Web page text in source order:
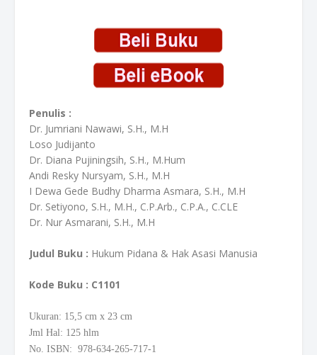
Penulis :
Dr. Jumriani Nawawi, S.H., M.H
Loso Judijanto
Dr. Diana Pujiningsih, S.H., M.Hum
Andi Resky Nursyam, S.H., M.H
I Dewa Gede Budhy Dharma Asmara, S.H., M.H
Dr. Setiyono, S.H., M.H., C.P.Arb., C.P.A., C.CLE
Dr. Nur Asmarani, S.H., M.H
Judul Buku : Hukum Pidana & Hak Asasi Manusia
Kode Buku : C1101
Ukuran: 15,5 cm x 23 cm
Jml Hal: 125 hlm
No. ISBN: 978-634-265-717-1